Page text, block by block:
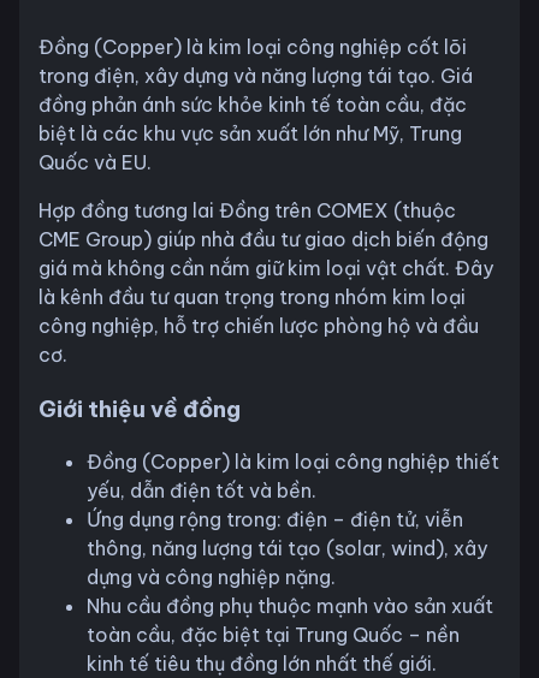
Đồng (Copper) là kim loại công nghiệp cốt lõi
trong điện, xây dựng và năng lượng tái tạo. Giá
đồng phản ánh sức khỏe kinh tế toàn cầu, đặc
biệt là các khu vực sản xuất lớn như Mỹ, Trung
Quốc và EU.
Hợp đồng tương lai Đồng trên COMEX (thuộc
CME Group) giúp nhà đầu tư giao dịch biến động
giá mà không cần nắm giữ kim loại vật chất. Đây
là kênh đầu tư quan trọng trong nhóm kim loại
công nghiệp, hỗ trợ chiến lược phòng hộ và đầu
cơ.
Giới thiệu về đồng
Đồng (Copper) là kim loại công nghiệp thiết
yếu, dẫn điện tốt và bền.
Ứng dụng rộng trong: điện – điện tử, viễn
thông, năng lượng tái tạo (solar, wind), xây
dựng và công nghiệp nặng.
Nhu cầu đồng phụ thuộc mạnh vào sản xuất
toàn cầu, đặc biệt tại Trung Quốc – nền
kinh tế tiêu thụ đồng lớn nhất thế giới.